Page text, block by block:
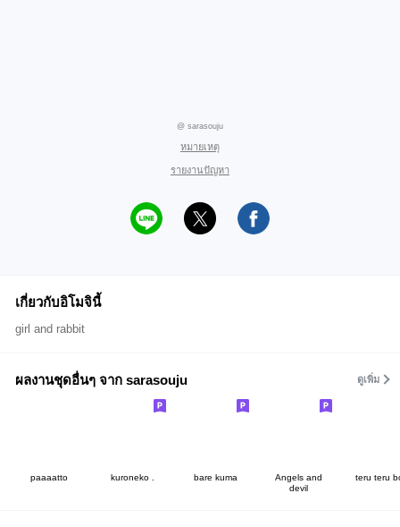
@ sarasouju
หมายเหตุ
รายงานปัญหา
เกี่ยวกับอิโมจินี้
girl and rabbit
ผลงานชุดอื่นๆ จาก sarasouju ดูเพิ่ม
paaaatto kuroneko . bare kuma
Angels and
devil
teru teru